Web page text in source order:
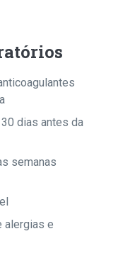
dias antes da
semanas
alergias e